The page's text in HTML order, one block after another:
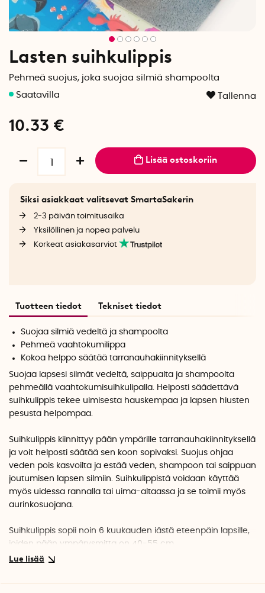
Lasten suihkulippis
Pehmeä suojus, joka suojaa silmiä shampoolta
Tallenna
10.33 €
Lisää ostoskoriin
Siksi asiakkaat valitsevat SmartaSakerin
2-3 päivän toimitusaika
Yksilöllinen ja nopea palvelu
Korkeat asiakasarviot
Tuotteen tiedot Tekniset tiedot
Suojaa silmiä vedeltä ja shampoolta
Pehmeä vaahtokumilippa
Kokoa helppo säätää tarranauhakiinnityksellä
Suojaa lapsesi silmät vedeltä, saippualta ja shampoolta
pehmeällä vaahtokumisuihkulipalla. Helposti säädettävä
suihkulippis tekee uimisesta hauskempaa ja lapsen hiusten
pesusta helpompaa.
Suihkulippis kiinnittyy pään ympärille tarranauhakiinnityksellä
ja voit helposti säätää sen koon sopivaksi. Suojus ohjaa
veden pois kasvoilta ja estää veden, shampoon tai saippuan
joutumisen lapsen silmiin. Suihkulippistä voidaan käyttää
myös uidessa rannalla tai uima-altaassa ja se toimii myös
aurinkosuojana.
Suihkulippis sopii noin 6 kuukauden iästä eteenpäin lapsille,
joiden pään ympärysmitta on 40-55 cm.